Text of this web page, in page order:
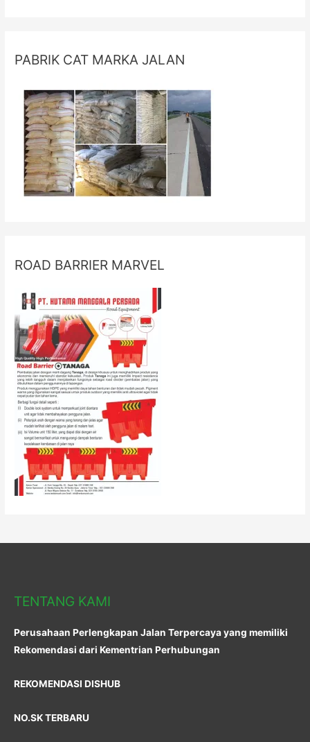
PABRIK CAT MARKA JALAN
ROAD BARRIER MARVEL
TENTANG KAMI
Perusahaan Perlengkapan Jalan Terpercaya yang memiliki
Rekomendasi dari Kementrian Perhubungan
REKOMENDASI DISHUB
NO.SK TERBARU